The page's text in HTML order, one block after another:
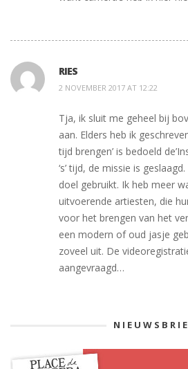
RIES
2 NOVEMBER 2017 AT 12:22
Tja, ik sluit me geheel bij
aan. Elders heb ik
tijd brengen’ is bedoeld
‘s’ tijd, de missie is
doel gebruikt. Ik heb meer
uitvoerende artiesten, die
voor het brengen van het
een modern of oud jasje
zoveel uit. De
aangevraagd…